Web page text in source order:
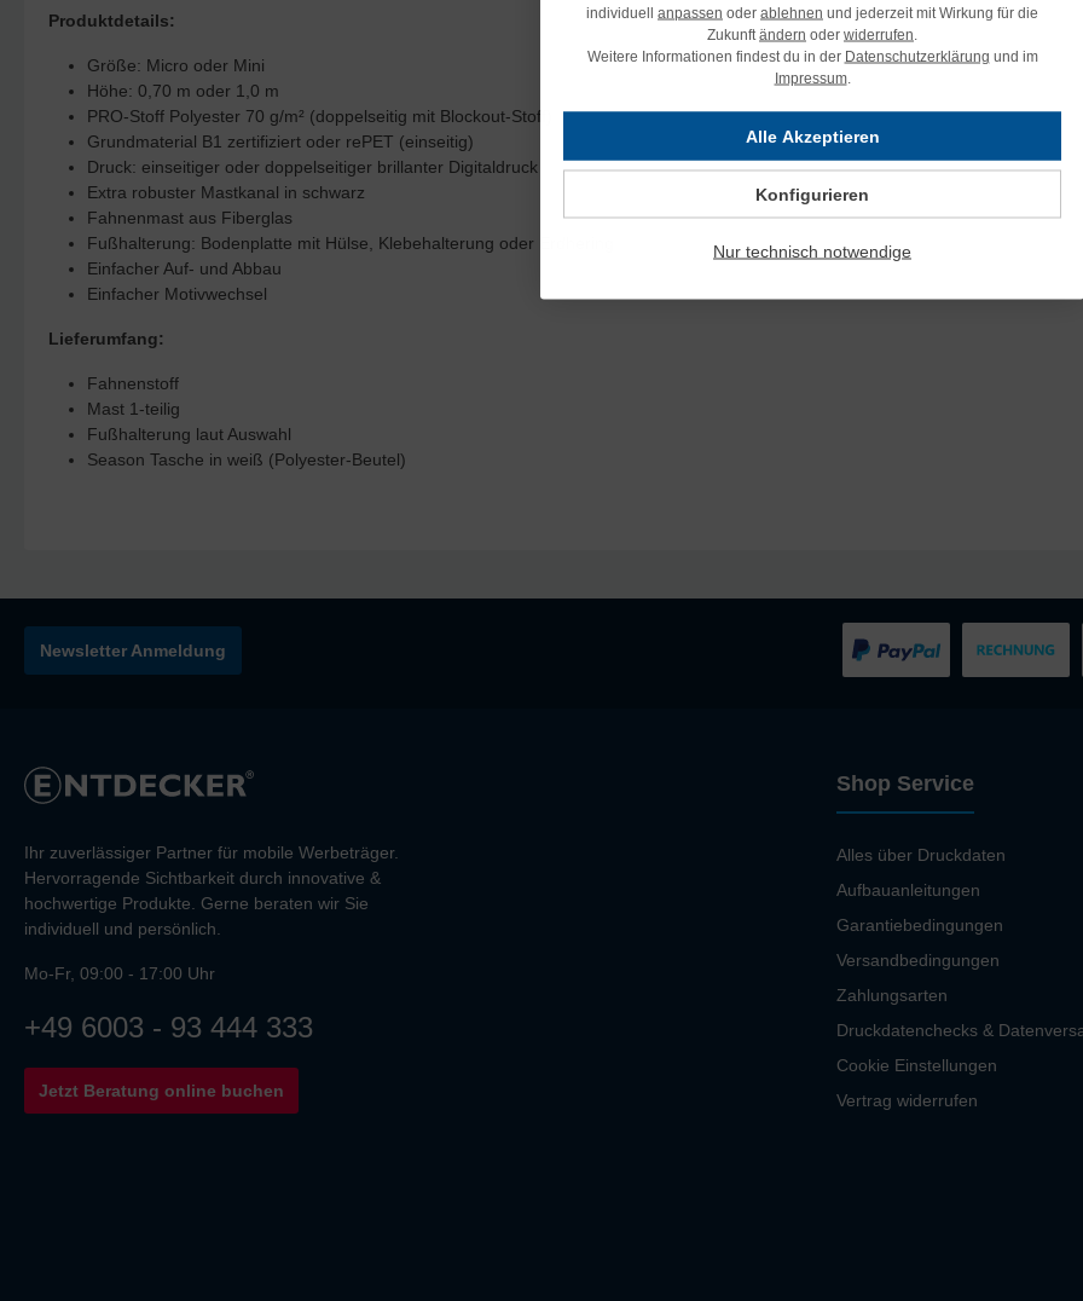
Produktdetails:
Größe: Micro oder Mini
Höhe: 0,70 m oder 1,0 m
PRO-Stoff Polyester 70 g/m² (doppelseitig mit Blockout-Stoff)
Grundmaterial B1 zertifiziert oder rePET (einseitig)
Druck: einseitiger oder doppelseitiger brillanter Digitaldruck
Extra robuster Mastkanal in schwarz
Fahnenmast aus Fiberglas
Fußhalterung: Bodenplatte mit Hülse, Klebehalterung oder Erdhering
Einfacher Auf- und Abbau
Einfacher Motivwechsel
Lieferumfang:
Fahnenstoff
Mast 1-teilig
Fußhalterung laut Auswahl
Season Tasche in weiß (Polyester-Beutel)
Newsletter Anmeldung
Ihr zuverlässiger Partner für mobile Werbeträger.
Hervorragende Sichtbarkeit durch innovative &
hochwertige Produkte. Gerne beraten wir Sie
individuell und persönlich.
Mo-Fr, 09:00 - 17:00 Uhr
+49 6003 - 93 444 333
Jetzt Beratung online buchen
Shop Service
Alles über Druckdaten
Aufbauanleitungen
Garantiebedingungen
Versandbedingungen
Zahlungsarten
Druckdatenchecks &
Cookie Einstellungen
Vertrag widerrufen
individuell anpassen oder ablehnen und jederzeit mit Wirkung für die
Zukunft ändern oder widerrufen
Weitere Informationen findest du in der Datenschutzerklärung und im
Impressum.
Nur technisch notwendige
Konfigurieren
Alle Akzeptieren